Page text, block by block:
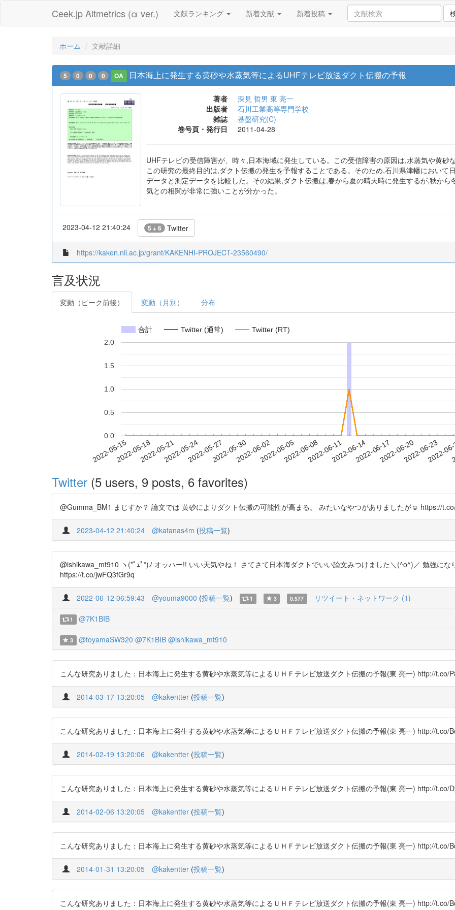
Ceek.jp Altmetrics (α ver.) 文献ランキング 新着文献 新着投稿
ホーム 文献詳細
5 0 0 0 OA 日本海上に発生する黄砂や水蒸気等によるUHFテレビ放送ダクト伝搬の予報
著者 深見 哲男 東 亮一
出版者
石川工業高等専門学校
雑誌
基盤研究(C)
巻号頁・発行日
2011-04-28
UHFテレビの受信障害が、時々,日本海域に発生している。この受信障害の原因は,水蒸気や黄砂
この研究の最終目的は,ダクト伝搬の発生を予報することである。そのため,石川県津幡において
データと測定データを比較した。その結果,ダクト伝搬は,春から夏の晴天時に発生するが,秋か
気との相関が非常に強いことが分かった。
2023-04-12 21:40:24 5 + 6 Twitter
https://kaken.nii.ac.jp/grant/KAKENHI-PROJECT-23560490/
言及状況
変動（ピーク前後） 変動（月別） 分布
合計 Twitter (通常) Twitter (RT)
2022-05-152022-05-182022-05-212022-05-242022-05-272022-05-302022-06-022022-06-052022-06-082022-06-112022-06-142022-06-172022-06-202022-06-23
2022-
0.0
0.5
1.0
1.5
2.0
Twitter (5 users, 9 posts, 6 favorites)
@Gumma_BM1 まじすか？ 論文では 黄砂によりダクト伝搬の可能性が高まる。 みたいなやつがありましたが☺️ https://
2023-04-12 21:40:24 @katanas4m (投稿一覧)
@ishikawa_mt910 ヽ(*ﾟｪﾟ*)ﾉ オッハー!! いい天気やね！ さてさて日本海ダクトでいい論文みつけました＼(^o^)／ 勉強に
https://t.co/jwFQ3fGr9q
2022-06-12 06:59:43 @youma9000 (投稿一覧) 1 3 0.577 リツイート・ネットワーク (1)
1 @7K1BIB
3 @toyamaSW320 @7K1BIB @ishikawa_mt910
こんな研究ありました：日本海上に発生する黄砂や水蒸気等によるＵＨＦテレビ放送ダクト伝搬の予報(東 亮一) http://t.co/
2014-03-17 13:20:05 @kakentter (投稿一覧)
こんな研究ありました：日本海上に発生する黄砂や水蒸気等によるＵＨＦテレビ放送ダクト伝搬の予報(東 亮一) http://t.co/
2014-02-19 13:20:06 @kakentter (投稿一覧)
こんな研究ありました：日本海上に発生する黄砂や水蒸気等によるＵＨＦテレビ放送ダクト伝搬の予報(東 亮一) http://t.co/
2014-02-06 13:20:05 @kakentter (投稿一覧)
こんな研究ありました：日本海上に発生する黄砂や水蒸気等によるＵＨＦテレビ放送ダクト伝搬の予報(東 亮一) http://t.co/
2014-01-31 13:20:05 @kakentter (投稿一覧)
こんな研究ありました：日本海上に発生する黄砂や水蒸気等によるＵＨＦテレビ放送ダクト伝搬の予報(東 亮一) http://t.co/